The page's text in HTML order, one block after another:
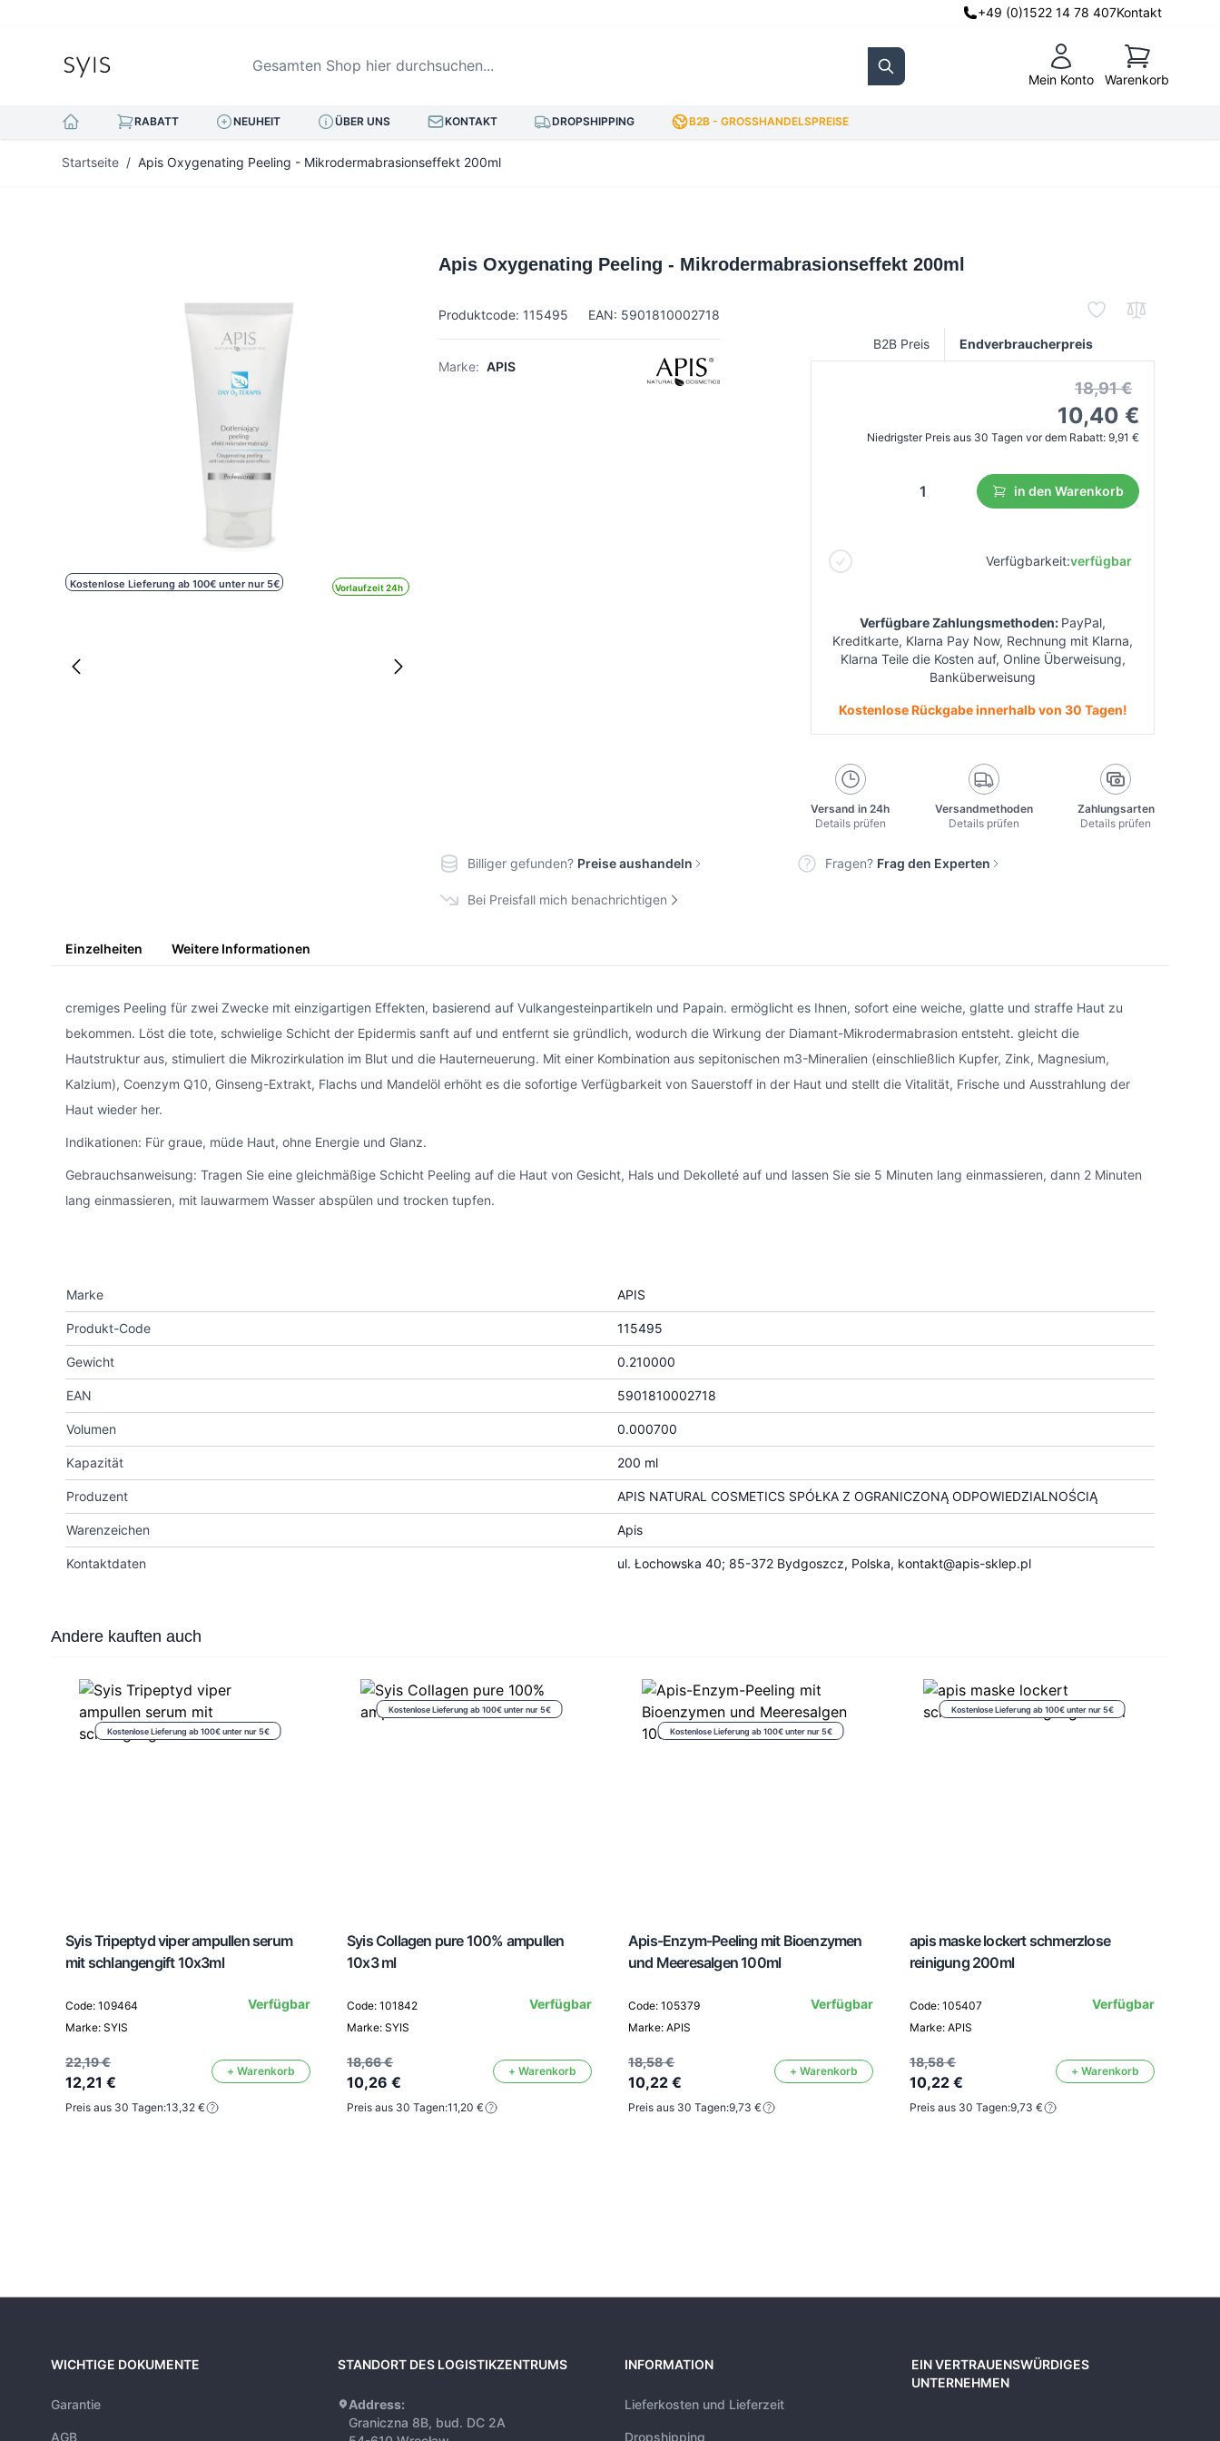
+49 (0)1522 14 78 407Kontakt
Gesamten Shop hier durchsuchen...
Search Mein Konto
Warenkorb
Warenkorb
RABATT NEUHEIT ÜBER UNS KONTAKT DROPSHIPPING B2B - GROSSHANDELSPREISE
Startseite / Apis Oxygenating Peeling - Mikrodermabrasionseffekt 200ml
Kostenlose Lieferung ab 100€ unter nur 5€ Vorlaufzeit 24h
Apis Oxygenating Peeling - Mikrodermabrasionseffekt 200ml
Produktcode: 115495 EAN: 5901810002718
Marke: APIS
B2B Preis Endverbraucherpreis
18,91 €
10,40 €
Niedrigster Preis aus 30 Tagen vor dem Rabatt: 9,91 €
in den Warenkorb
Verfügbarkeit:verfügbar
Verfügbare Zahlungsmethoden: PayPal,
Kreditkarte, Klarna Pay Now, Rechnung mit Klarna,
Klarna Teile die Kosten auf, Online Überweisung,
Banküberweisung
Kostenlose Rückgabe innerhalb von 30 Tagen!
Versand in 24h
Details prüfen
Versandmethoden
Details prüfen
Zahlungsarten
Details prüfen
Billiger gefunden? Preise aushandeln Fragen? Frag den Experten
Bei Preisfall mich benachrichtigen
Einzelheiten Weitere Informationen
cremiges Peeling für zwei Zwecke mit einzigartigen Effekten, basierend auf Vulkangesteinpartikeln und Papain. ermöglicht es Ihnen, sofort eine weiche, glatte und straffe Haut zu
bekommen. Löst die tote, schwielige Schicht der Epidermis sanft auf und entfernt sie gründlich, wodurch die Wirkung der Diamant-Mikrodermabrasion entsteht. gleicht die
Hautstruktur aus, stimuliert die Mikrozirkulation im Blut und die Hauterneuerung. Mit einer Kombination aus sepitonischen m3-Mineralien (einschließlich Kupfer, Zink, Magnesium,
Kalzium), Coenzym Q10, Ginseng-Extrakt, Flachs und Mandelöl erhöht es die sofortige Verfügbarkeit von Sauerstoff in der Haut und stellt die Vitalität, Frische und Ausstrahlung der
Haut wieder her.
Indikationen: Für graue, müde Haut, ohne Energie und Glanz.
Gebrauchsanweisung: Tragen Sie eine gleichmäßige Schicht Peeling auf die Haut von Gesicht, Hals und Dekolleté auf und lassen Sie sie 5 Minuten lang einmassieren, dann 2 Minuten
lang einmassieren, mit lauwarmem Wasser abspülen und trocken tupfen.
Marke APIS
Produkt-Code 115495
Gewicht 0.210000
EAN 5901810002718
Volumen 0.000700
Kapazität 200 ml
Produzent APIS NATURAL COSMETICS SPÓŁKA Z OGRANICZONĄ ODPOWIEDZIALNOŚCIĄ
Warenzeichen Apis
Kontaktdaten ul. Łochowska 40; 85-372 Bydgoszcz, Polska, kontakt@apis-sklep.pl
Press to skip carousel
Andere kauften auch
Kostenlose Lieferung ab 100€ unter nur 5€
Syis Tripeptyd viper ampullen serum
mit schlangengift 10x3ml
Code: 109464
Marke: SYIS
Verfügbar
22,19 €
12,21 €
+ Warenkorb
Preis aus 30 Tagen:13,32 €
Kostenlose Lieferung ab 100€ unter nur 5€
Syis Collagen pure 100% ampullen
10x3 ml
Code: 101842
Marke: SYIS
Verfügbar
18,66 €
10,26 €
+ Warenkorb
Preis aus 30 Tagen:11,20 €
Kostenlose Lieferung ab 100€ unter nur 5€
Apis-Enzym-Peeling mit Bioenzymen
und Meeresalgen 100ml
Code: 105379
Marke: APIS
Verfügbar
18,58 €
10,22 €
+ Warenkorb
Preis aus 30 Tagen:9,73 €
Kostenlose Lieferung ab 100€ unter nur 5€
apis maske lockert schmerzlose
reinigung 200ml
Code: 105407
Marke: APIS
Verfügbar
18,58 €
10,22 €
+ Warenkorb
Preis aus 30 Tagen:9,73 €
WICHTIGE DOKUMENTE
Garantie
AGB
STANDORT DES LOGISTIKZENTRUMS
Address:
Graniczna 8B, bud. DC 2A
INFORMATION
Lieferkosten und Lieferzeit
Dropshipping
EIN VERTRAUENSWÜRDIGES
UNTERNEHMEN